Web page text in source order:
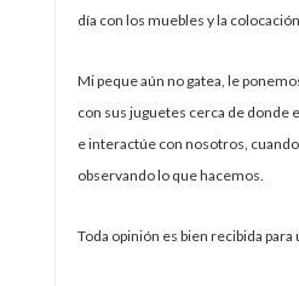
día con los muebles y la
Mi peque aún no gatea, le
con sus juguetes cerca de donde
e interactúe con nosotros,
observando lo que hacemos.
Toda opinión es bien recibida